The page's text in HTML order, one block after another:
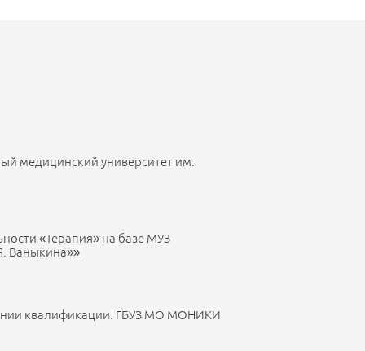
медицинский университет им.
«Терапия» на базе МУЗ
Ваныкина»»
квалификации. ГБУЗ МО МОНИКИ